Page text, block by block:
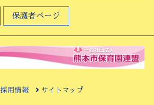
保護者ページ
採用情報 サイトマップ